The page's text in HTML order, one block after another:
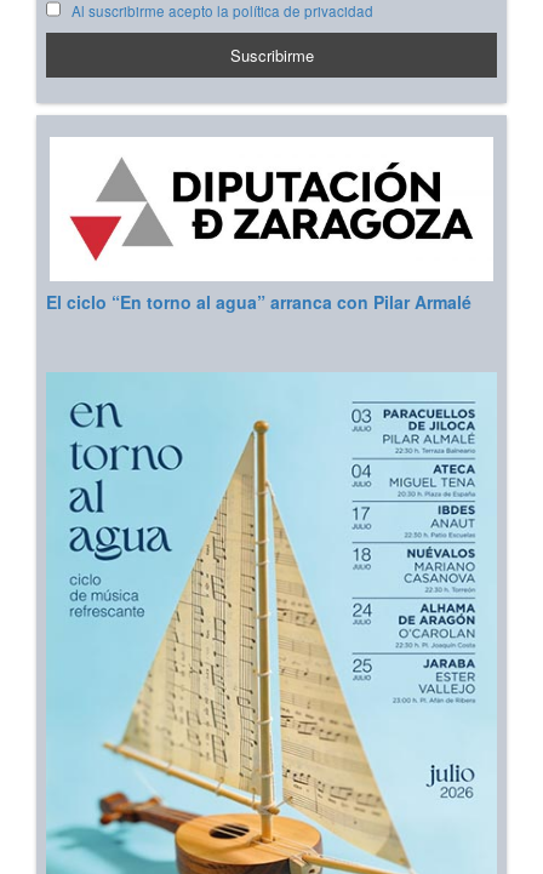
Al suscribirme acepto la política de privacidad
El ciclo “En torno al agua” arranca con Pilar Armalé